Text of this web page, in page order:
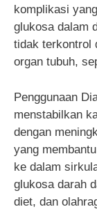
komplikasi
glukosa dalam
tidak terkontrol
organ tubuh,
Penggunaan
menstabilkan
dengan
yang
ke dalam
glukosa darah
diet, dan